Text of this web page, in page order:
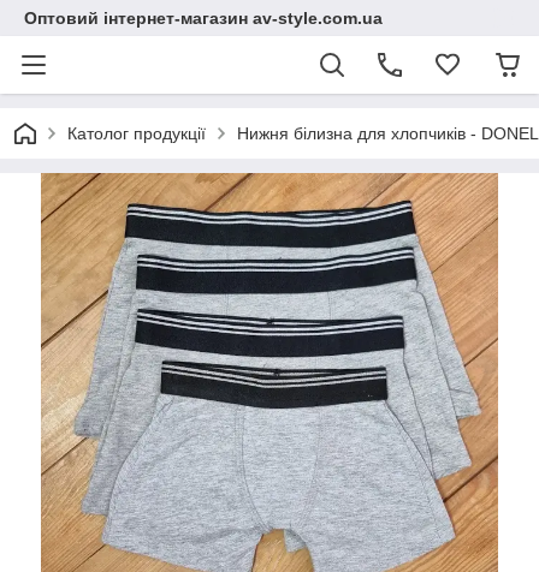
Оптовий інтернет-магазин av-style.com.ua
Католог продукції Нижня білизна для хлопчиків -